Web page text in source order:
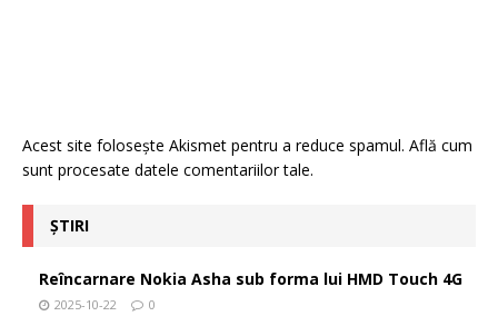
Acest site folosește Akismet pentru a reduce spamul. Află cum
sunt procesate datele comentariilor tale.
ȘTIRI
Reîncarnare Nokia Asha sub forma lui HMD Touch 4G
2025-10-22 0